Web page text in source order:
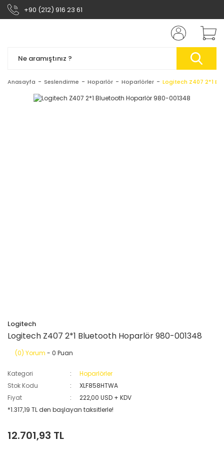
+90 (212) 916 23 61
Anasayfa Seslendirme Hoparlör Hoparlörler Logitech Z407 2*1
Logitech
Logitech Z407 2*1 Bluetooth Hoparlör 980-001348
(0) Yorum - 0 Puan
Kategori
Hoparlörler
Stok Kodu
XLF858HTWA
Fiyat
222,00 USD + KDV
*1.317,19 TL den başlayan taksitlerle!
12.701,93 TL